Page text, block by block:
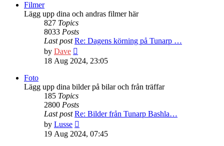
Filmer
Lägg upp dina och andras filmer här
827 Topics
8033 Posts
Last post Re: Dagens körning på Tunarp …
by Dave
the
18 Aug 2024, 23:05
Foto
Lägg upp dina bilder på bilar och från träffar
185 Topics
2800 Posts
Last post Re: Bilder från Tunarp Bashla…
by Lusse
the
19 Aug 2024, 07:45